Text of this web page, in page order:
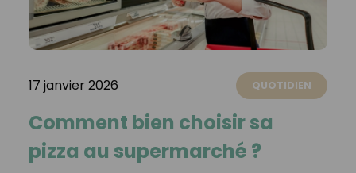
17 janvier 2026 QUOTIDIEN
Comment bien choisir sa
pizza au supermarché ?